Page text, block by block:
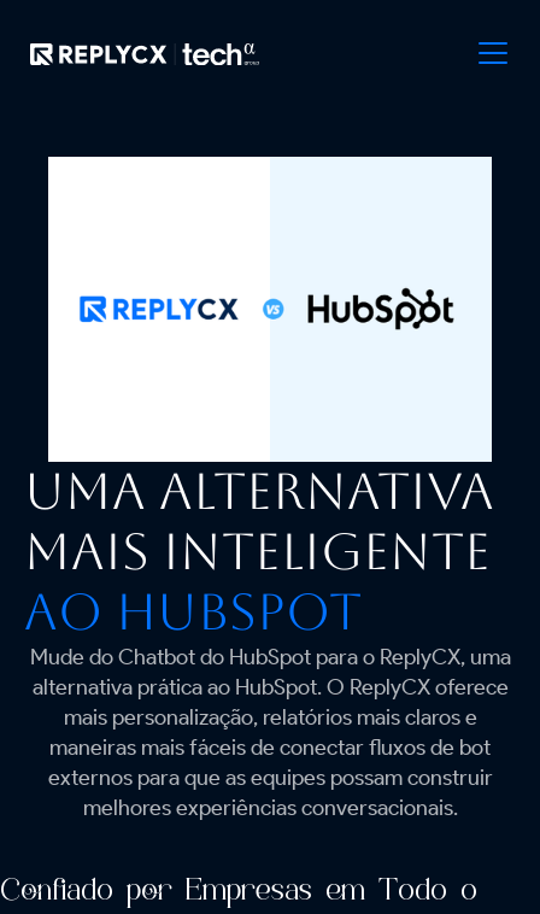
Uma alternativa
mais inteligente
ao HubSpot
Mude do Chatbot do HubSpot para o ReplyCX, uma
alternativa prática ao HubSpot. O ReplyCX oferece
mais personalização, relatórios mais claros e
maneiras mais fáceis de conectar fluxos de bot
externos para que as equipes possam construir
melhores experiências conversacionais.
Confiado por Empresas em Todo o